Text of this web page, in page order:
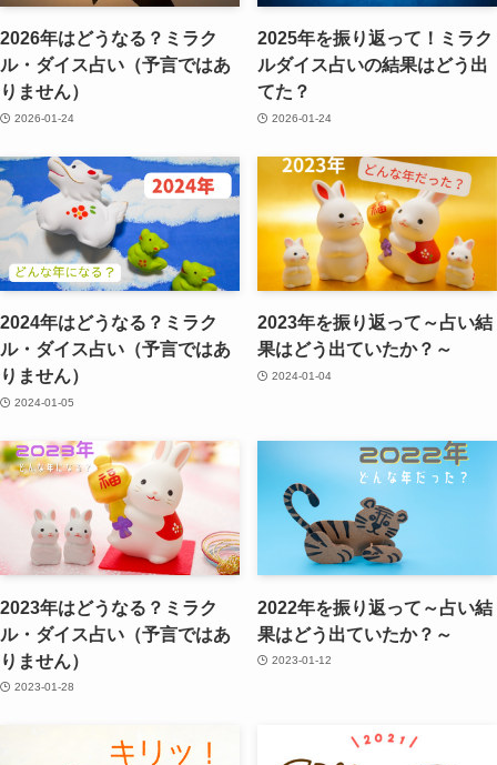
2026年はどうなる？ミラク
ル・ダイス占い（予言ではあ
りません）
2026-01-24
2025年を振り返って！ミラク
ルダイス占いの結果はどう出
てた？
2026-01-24
2024年はどうなる？ミラク
ル・ダイス占い（予言ではあ
りません）
2024-01-05
2023年を振り返って～占い結
果はどう出ていたか？～
2024-01-04
2023年はどうなる？ミラク
ル・ダイス占い（予言ではあ
りません）
2023-01-28
2022年を振り返って～占い結
果はどう出ていたか？～
2023-01-12